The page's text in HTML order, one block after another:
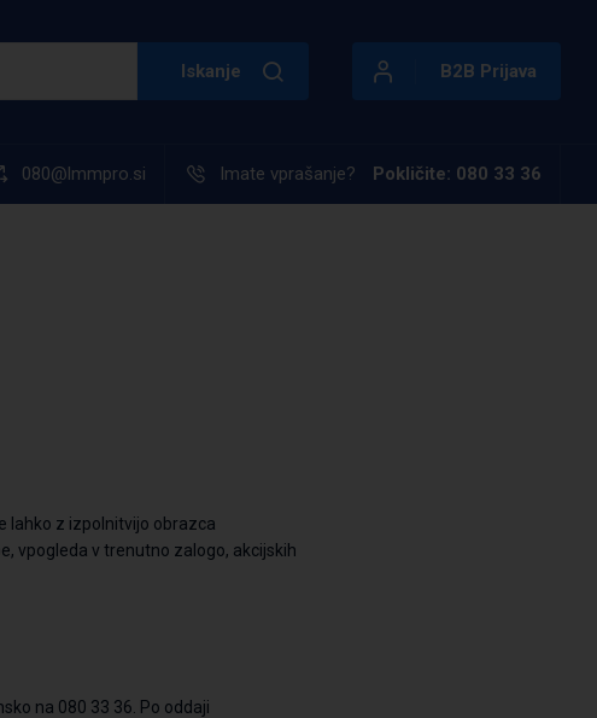
Iskanje B2B Prijava
080@lmmpro.si Imate vprašanje? Pokličite: 080 33 36
lahko z izpolnitvijo obrazca
vpogleda v trenutno zalogo, akcijskih
na 080 33 36 . Po oddaji